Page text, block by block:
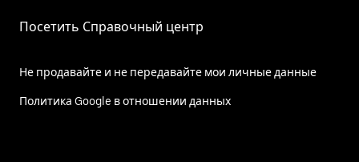
Посетить Справочный центр
Не продавайте и не передавайте мои личные данные
Политика Google в отношении данных